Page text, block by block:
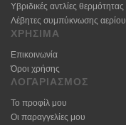
Υβριδικές αντλίες θερμότητας
Λέβητες συμπύκνωσης αερίου
ΧΡΗΣΙΜΑ
Επικοινωνία
Όροι χρήσης
ΛΟΓΑΡΙΑΣΜΟΣ
Το προφίλ μου
Οι παραγγελίες μου